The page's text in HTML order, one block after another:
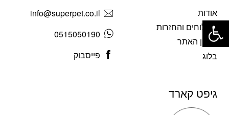
אודות
משלוחים והחזרות
תקנון האתר
בלוג
info@superpet.co.il
0515050190
פייסבוק
גיפט קארד
פתח סרגל נגישות